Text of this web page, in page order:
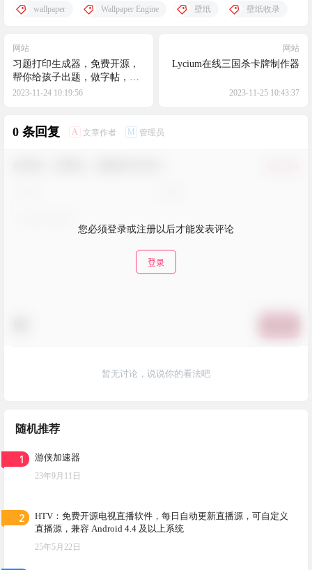
wallpaper Wallpaper Engine 壁纸 壁纸收录
网站
习题打印生成器，免费开源，
帮你给孩子出题，做字帖，省
时省力
2023-11-24 10:19:56
网站
Lycium在线三国杀卡牌制作器
2023-11-25 10:43:37
0 条回复 A 文章作者 M 管理员
您必须登录或注册以后才能发表评论
登录
暂无讨论，说说你的看法吧
随机推荐
1 游侠加速器
23年9月11日
2
HTV：免费开源电视直播软件，每日自动更新直播源，可自定义
直播源，兼容 Android 4.4 及以上系统
25年5月22日